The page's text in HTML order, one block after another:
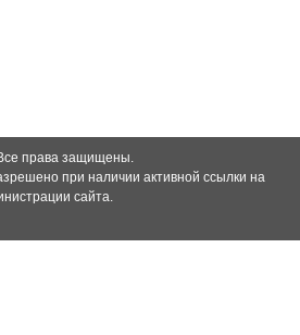
права защищены.
при наличии активной ссылки на
сайта.